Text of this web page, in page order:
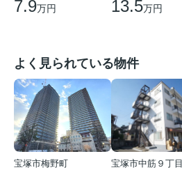
7.9万円 13.5万円
よく見られている物件
宝塚市梅野町
宝塚市中筋９丁目